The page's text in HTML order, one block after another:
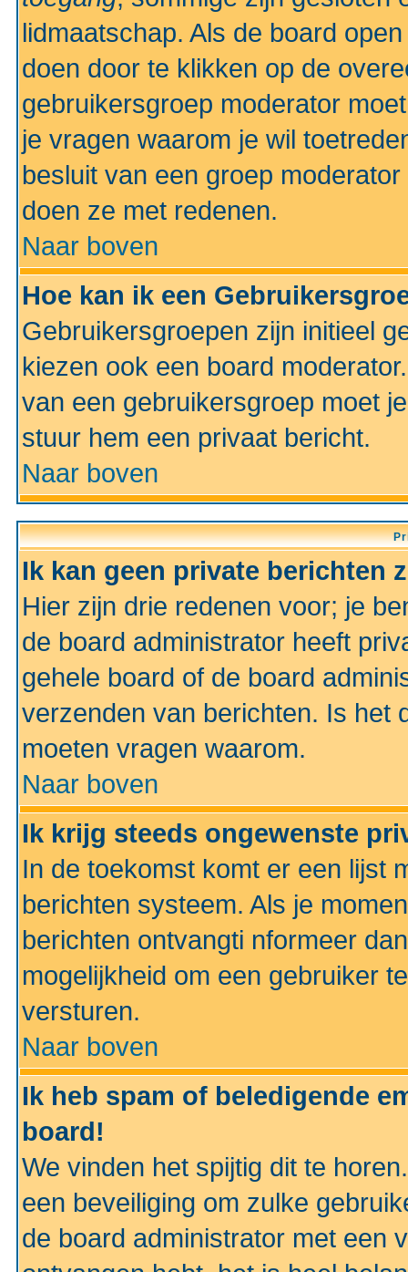
lidmaatschap. Als de board
doen door te klikken op de
gebruikersgroep moderator
je vragen waarom je wil
besluit van een groep
doen ze met redenen.
Naar boven
Hoe kan ik een
Gebruikersgroepen zijn initieel
kiezen ook een board
van een gebruikersgroep moet
stuur hem een privaat bericht.
Naar boven
Ik kan geen private berichten
Hier zijn drie redenen voor; je
de board administrator heeft
gehele board of de board
verzenden van berichten. Is het
moeten vragen waarom.
Naar boven
Ik krijg steeds ongewenste
In de toekomst komt er een lijst
berichten systeem. Als je
berichten ontvangti nformeer
mogelijkheid om een gebruiker
versturen.
Naar boven
Ik heb spam of beledigende
board!
We vinden het spijtig dit te
een beveiliging om zulke
de board administrator met een